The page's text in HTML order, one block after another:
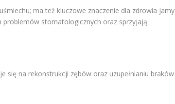
ma też kluczowe znaczenie dla zdrowia jamy
problemów stomatologicznych oraz sprzyjają
na rekonstrukcji zębów oraz uzupełnianiu braków